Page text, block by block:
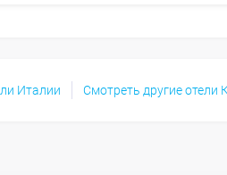
Италии Смотреть другие отели